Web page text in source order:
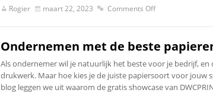
Rogier maart 22, 2023 Comments Off
Ondernemen met de beste
Als ondernemer wil je natuurlijk het beste voor je bedrijf,
drukwerk. Maar hoe kies je de juiste papiersoort voor jouw
blog leggen we uit waarom de gratis showcase van